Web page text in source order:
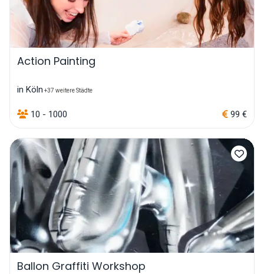
Action Painting
in Köln +37 weitere Städte
10 - 1000 99 €
Ballon Graffiti Workshop